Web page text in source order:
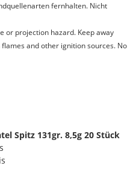
fernhalten. Nicht
or projection hazard. Keep away
and other ignition sources. No
Spitz 131gr. 8,5g 20 Stück